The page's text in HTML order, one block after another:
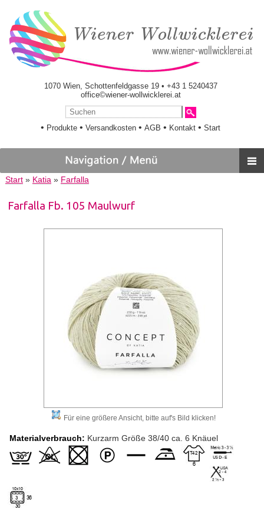
1070 Wien, Schottenfeldgasse 19 • +43 1 5240437
office©wiener-wollwicklerei.at
• Produkte •Versandkosten •AGB • Kontakt •Start
Start» Katia» Farfalla
Farfalla Fb. 105 Maulwurf
Für eine größere Ansicht, bitte auf's Bild klicken!
Materialverbrauch: Kurzarm Größe 38/40 ca. 6 Knäuel